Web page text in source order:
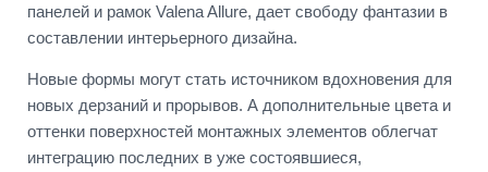
панелей и рамок Valena Allure, дает свободу фантазии в
составлении интерьерного дизайна.
Новые формы могут стать источником вдохновения для
новых дерзаний и прорывов. А дополнительные цвета и
оттенки поверхностей монтажных элементов облегчат
интеграцию последних в уже состоявшиеся,